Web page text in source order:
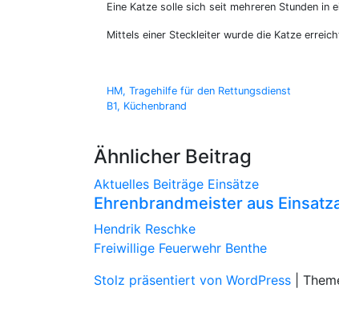
Eine Katze solle sich seit mehreren Stunden in
Mittels einer Steckleiter wurde die Katze
Beitragsnavigation
HM, Tragehilfe für den Rettungsdienst
B1, Küchenbrand
Ähnlicher Beitrag
Aktuelles Beiträge Einsätze
Ehrenbrandmeister aus
Hendrik Reschke
Freiwillige Feuerwehr Benthe
Stolz präsentiert von WordPress